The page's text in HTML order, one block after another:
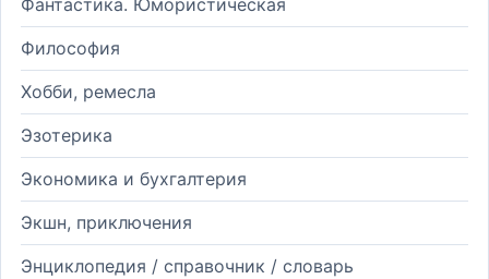
Фантастика. Юмористическая
Философия
Хобби, ремесла
Эзотерика
Экономика и бухгалтерия
Экшн, приключения
Энциклопедия / справочник / словарь